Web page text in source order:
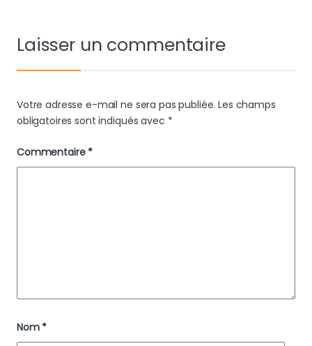
Laisser un commentaire
Votre adresse e-mail ne sera pas publiée. Les champs
obligatoires sont indiqués avec *
Commentaire *
Nom *